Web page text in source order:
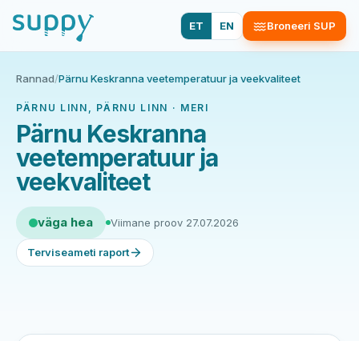
ET EN Broneeri SUP
Rannad/Pärnu Keskranna veetemperatuur ja veekvaliteet
PÄRNU LINN, PÄRNU LINN · MERI
Pärnu Keskranna
veetemperatuur ja
veekvaliteet
väga hea Viimane proov 27.07.2026
Terviseameti raport